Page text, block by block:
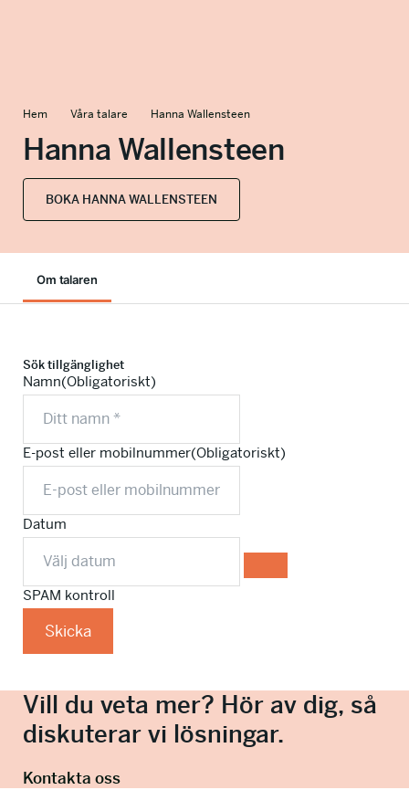
Hem Våra talare Hanna Wallensteen
Hanna Wallensteen
BOKA HANNA WALLENSTEEN
Om talaren
Sök tillgänglighet
Namn(Obligatoriskt)
E-post eller mobilnummer(Obligatoriskt)
Datum
SPAM kontroll
Skicka
Vill du veta mer? Hör av dig, så
diskuterar vi lösningar.
Kontakta oss